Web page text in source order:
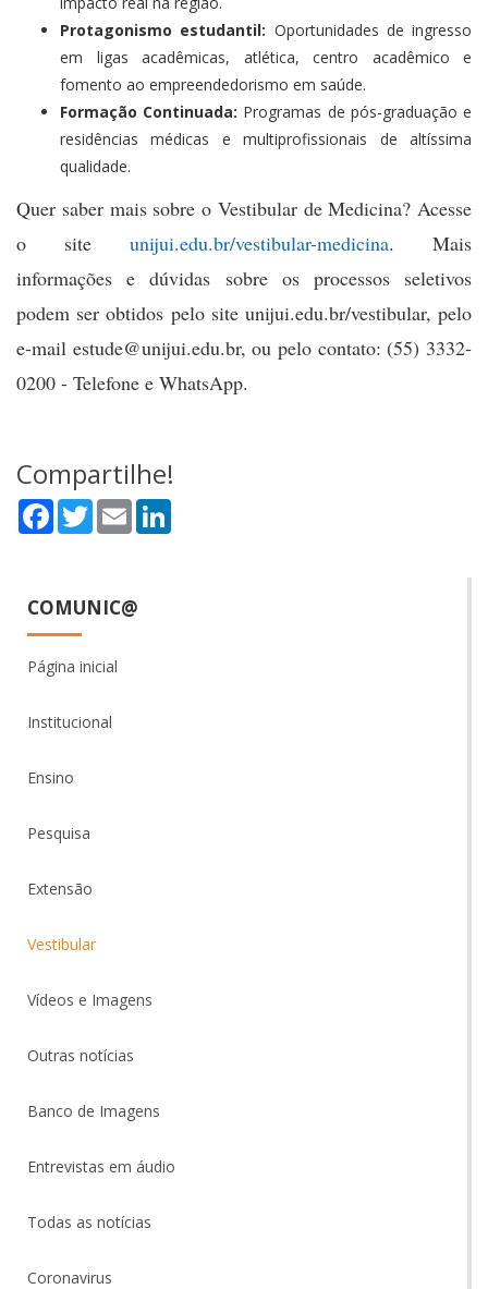
Protagonismo estudantil: Oportunidades de ingresso
em ligas acadêmicas, atlética, centro acadêmico e
fomento ao empreendedorismo em saúde.
Formação Continuada: Programas de pós-graduação e
residências médicas e multiprofissionais de altíssima
qualidade.
Quer saber mais sobre o Vestibular de Medicina? Acesse
o site unijui.edu.br/vestibular-medicina. Mais
informações e dúvidas sobre os processos seletivos
podem ser obtidos pelo site unijui.edu.br/vestibular, pelo
e-mail estude@unijui.edu.br, ou pelo contato: (55) 3332-
0200 - Telefone e WhatsApp.
Compartilhe!
Facebook
TwitterEmail
COMUNIC@
Página inicial
Institucional
Ensino
Pesquisa
Extensão
Vestibular
Vídeos e Imagens
Outras notícias
Banco de Imagens
Entrevistas em áudio
Todas as notícias
Coronavirus